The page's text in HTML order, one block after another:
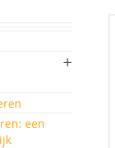
een